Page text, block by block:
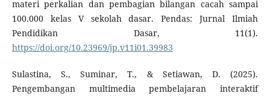
materi perkalian dan pembagian bilangan cacah sampai
100.000 kelas V sekolah dasar. Pendas: Jurnal Ilmiah
Pendidikan Dasar, 11(1).
https://doi.org/10.23969/jp.v11i01.39983
Sulastina, S., Suminar, T., & Setiawan, D. (2025).
Pengembangan multimedia pembelajaran interaktif